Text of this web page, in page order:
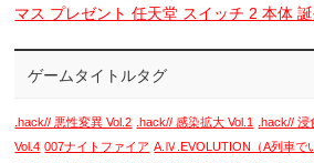
マス プレゼント 任天堂 スイッチ 2 本体
ゲームタイトルタグ
.hack// 悪性変異 Vol.2 .hack// 感染拡大 Vol.1 .hack// 浸
Vol.4 007ナイトファイア A.Ⅳ.EVOLUTION（A列車で